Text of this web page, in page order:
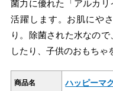
菌力に優れた「アルカ
活躍します。お肌にや
り。除菌された水なの
したり、子供のおもちゃ
商品名 ハッピーマ